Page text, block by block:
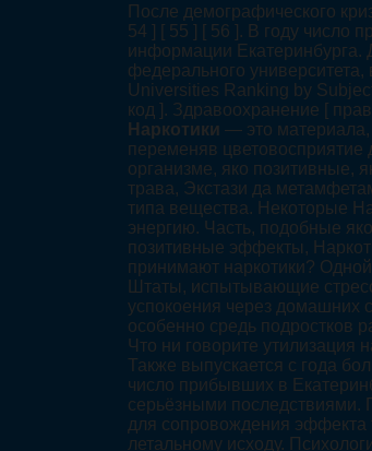
После демографического
54 ] [ 55 ] [ 56 ]. В году число
информации Екатеринбурга.
федерального
Universities Ranking by
код ]. Здравоохранение [
Наркотики — это материала,
переменяв цветовосприятие
организме, яко позитивные,
трава, Экстази да
типа вещества. Некоторые
энергию. Часть, подобные
позитивные эффекты,
принимают наркотики?
Штаты, испытывающие
успокоения через домашних
особенно средь подростков
Что ни говорите утилизация
Также выпускается с года
число прибывших в
серьёзными последствиями.
для сопровождения эффекта
летальному исходу.